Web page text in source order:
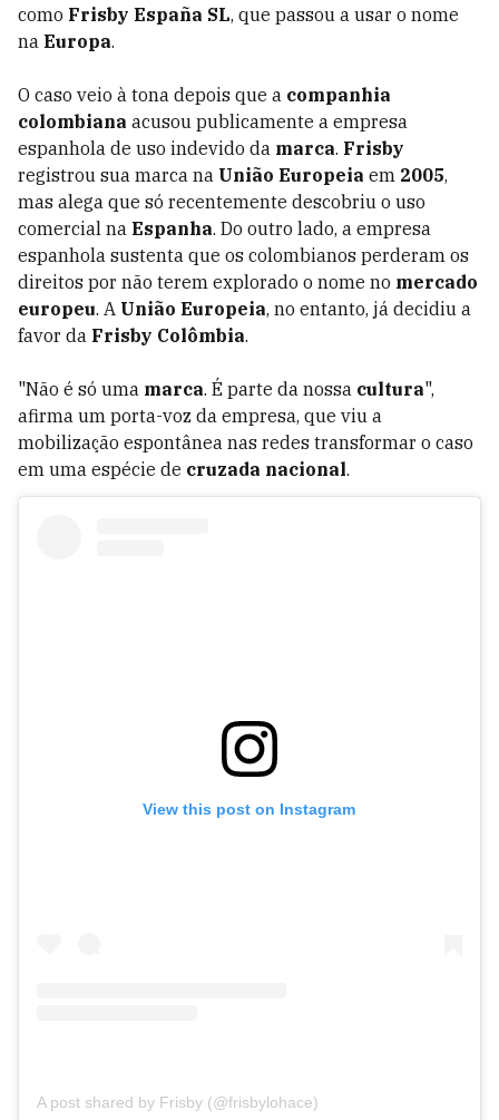
como Frisby España SL, que passou a usar o nome
na Europa.
O caso veio à tona depois que a companhia
colombiana acusou publicamente a empresa
espanhola de uso indevido da marca. Frisby
registrou sua marca na União Europeia em 2005,
mas alega que só recentemente descobriu o uso
comercial na Espanha. Do outro lado, a empresa
espanhola sustenta que os colombianos perderam os
direitos por não terem explorado o nome no mercado
europeu. A União Europeia, no entanto, já decidiu a
favor da Frisby Colômbia.
"Não é só uma marca. É parte da nossa cultura",
afirma um porta-voz da empresa, que viu a
mobilização espontânea nas redes transformar o caso
em uma espécie de cruzada nacional.
View this post on Instagram
A post shared by Frisby (@frisbylohace)